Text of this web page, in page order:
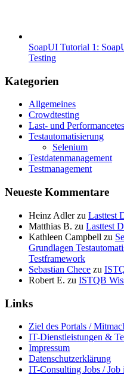
SoapUI Tutorial 1:
Testing
Kategorien
Allgemeines
Crowdtesting
Last- und
Testautomatisierung
Selenium
Testdatenmanagement
Testmanagement
Neueste Kommentare
Heinz Adlerzu Lasttest
Matthias B. zu Lasttest
Kathleen Campbell zu
Grundlagen
Testframework
Sebastian Chece zu
Robert E. zu ISTQB
Links
Ziel des Portals /
IT-Dienstleistungen &
Impressum
Datenschutzerklärung
IT-Consulting Jobs / Job